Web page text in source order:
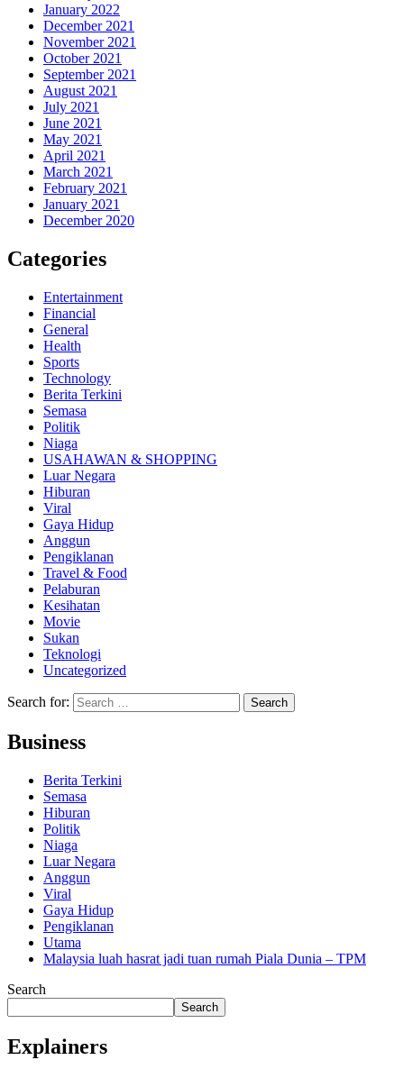
January 2022
December 2021
November 2021
October 2021
September 2021
August 2021
July 2021
June 2021
May 2021
April 2021
March 2021
February 2021
January 2021
December 2020
Categories
Entertainment
Financial
General
Health
Sports
Technology
Berita Terkini
Semasa
Politik
Niaga
USAHAWAN & SHOPPING
Luar Negara
Hiburan
Viral
Gaya Hidup
Anggun
Pengiklanan
Travel & Food
Pelaburan
Kesihatan
Movie
Sukan
Teknologi
Uncategorized
Search for:
Business
Berita Terkini
Semasa
Hiburan
Politik
Niaga
Luar Negara
Anggun
Viral
Gaya Hidup
Pengiklanan
Utama
Malaysia luah hasrat jadi tuan rumah Piala Dunia – TPM
Search
Search
Explainers